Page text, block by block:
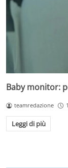
Baby monitor:
teamredazione
Leggi di più